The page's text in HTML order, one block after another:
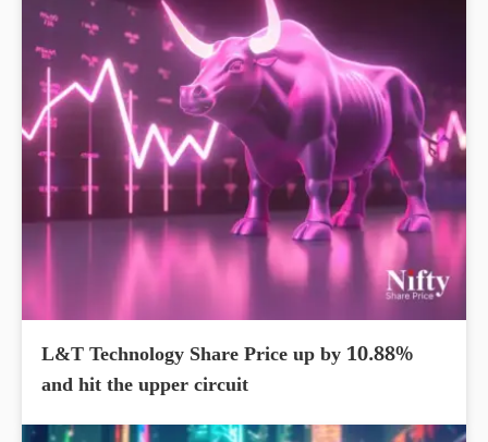
L&T Technology Share Price up by 10.88%
and hit the upper circuit